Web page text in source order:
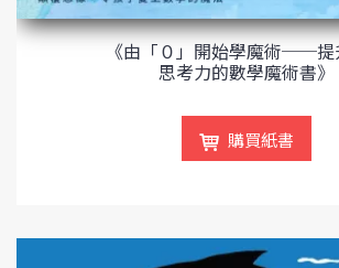
《由「０」開始學魔術──提
思考力的數學魔術書》
購買紙書